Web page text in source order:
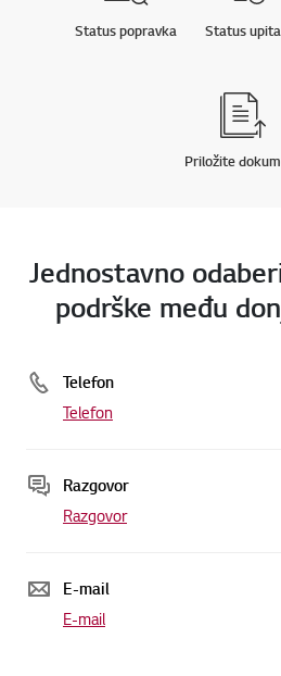
Status popravka Status upita
Priložite
Jednostavno
podrške među
Telefon
Telefon
Razgovor
Razgovor
E-mail
E-mail
Online Chat